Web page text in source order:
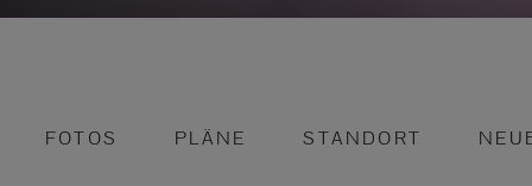
FOTOS PLÄNE STANDORT